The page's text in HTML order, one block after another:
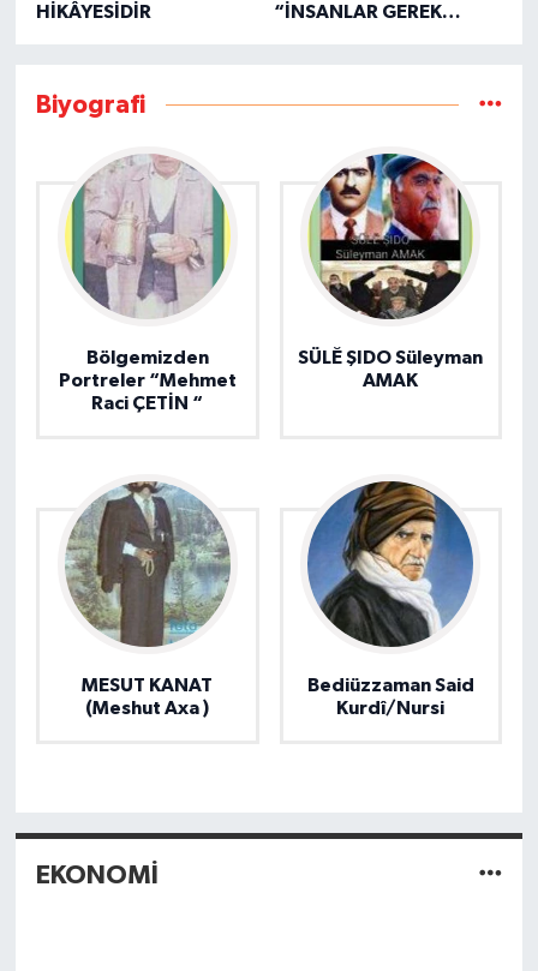
HİKÂYESİDİR
“İNSANLAR GEREK
DUYURABİLİYOR.”
Biyografi
Bölgemizden
Portreler “Mehmet
Raci ÇETİN “
SÜLĔ ŞIDO Süleyman
AMAK
MESUT KANAT
(Meshut Axa )
Bediüzzaman Said
Kurdî/Nursi
EKONOMİ